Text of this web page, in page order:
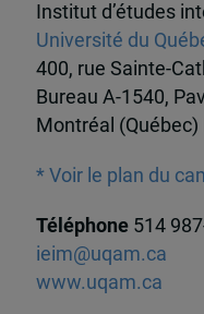
Institut d’études
Université du
400, rue Sainte-
Bureau A-1540,
Montréal (Québec)
* Voir le plan du
Téléphone 514
ieim@uqam.ca
www.uqam.ca